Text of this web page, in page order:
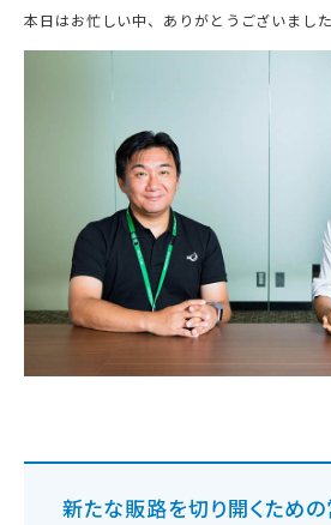
本日はお忙しい中、ありがとうございました
新たな販路を切り開くため